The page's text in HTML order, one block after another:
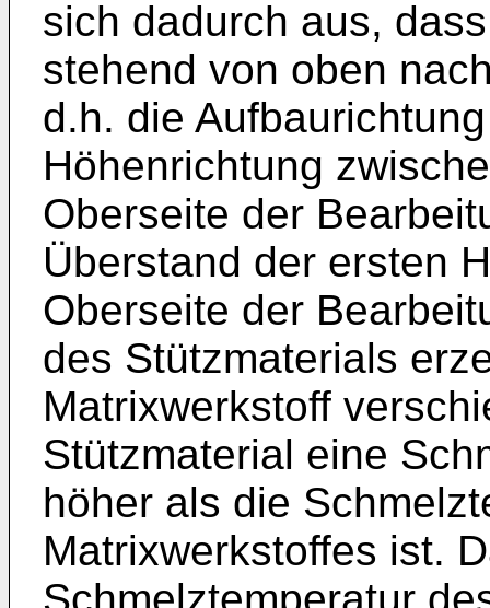
sich dadurch aus,
stehend von oben
d.h. die
Höhenrichtung
Oberseite der
Überstand der ersten
Oberseite der
des Stützmaterials
Matrixwerkstoff
Stützmaterial eine
höher als die
Matrixwerkstoffes ist.